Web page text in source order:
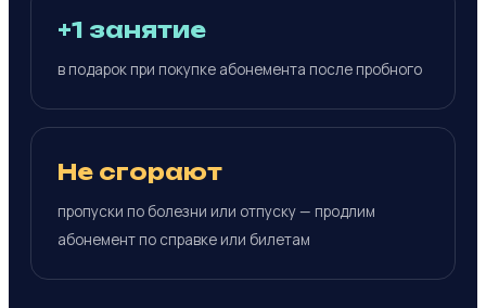
+1 занятие
в подарок при покупке абонемента после пробного
Не сгорают
пропуски по болезни или отпуску — продлим
абонемент по справке или билетам